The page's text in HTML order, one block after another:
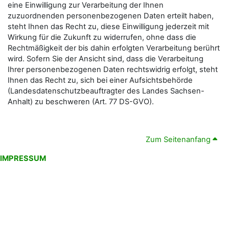
eine Einwilligung zur Verarbeitung der Ihnen
zuzuordnenden personenbezogenen Daten erteilt haben,
steht Ihnen das Recht zu, diese Einwilligung jederzeit mit
Wirkung für die Zukunft zu widerrufen, ohne dass die
Rechtmäßigkeit der bis dahin erfolgten Verarbeitung berührt
wird. Sofern Sie der Ansicht sind, dass die Verarbeitung
Ihrer personenbezogenen Daten rechtswidrig erfolgt, steht
Ihnen das Recht zu, sich bei einer Aufsichtsbehörde
(Landesdatenschutzbeauftragter des Landes Sachsen-
Anhalt) zu beschweren (Art. 77 DS-GVO).
Zum Seitenanfang
IMPRESSUM